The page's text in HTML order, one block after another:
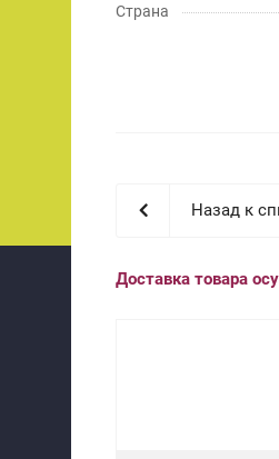
Страна
Назад к
Доставка товара